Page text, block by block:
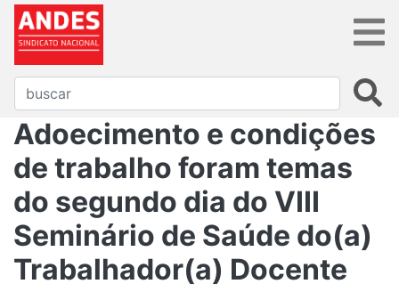
Adoecimento e condições
de trabalho foram temas
do segundo dia do VIII
Seminário de Saúde do(a)
Trabalhador(a) Docente